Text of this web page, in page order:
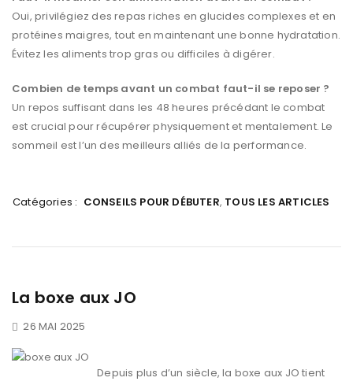
Oui, privilégiez des repas riches en glucides complexes et en
protéines maigres, tout en maintenant une bonne hydratation.
Évitez les aliments trop gras ou difficiles à digérer.
Combien de temps avant un combat faut-il se reposer ?
Un repos suffisant dans les 48 heures précédant le combat
est crucial pour récupérer physiquement et mentalement. Le
sommeil est l’un des meilleurs alliés de la performance.
Catégories : CONSEILS POUR DÉBUTER, TOUS LES ARTICLES
La boxe aux JO
26 MAI 2025
Depuis plus d’un siècle, la boxe aux JO tient